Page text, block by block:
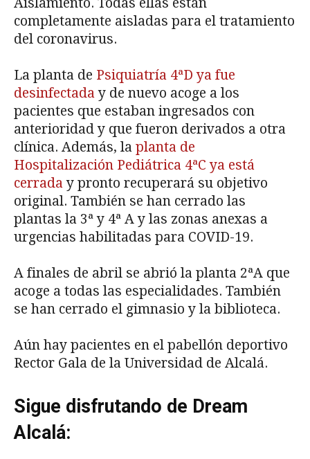
Aislamiento. Todas ellas están
completamente aisladas para el tratamiento
del coronavirus.
La planta de Psiquiatría 4ªD ya fue
desinfectaday de nuevo acoge a los
pacientes que estaban ingresados con
anterioridad y que fueron derivados a otra
clínica. Además, la planta de
Hospitalización Pediátrica 4ªC ya está
cerraday pronto recuperará su objetivo
original. También se han cerrado las
plantas la 3ª y 4ª A y las zonas anexas a
urgencias habilitadas para COVID-19.
A finales de abril se abrió la planta 2ªA que
acoge a todas las especialidades. También
se han cerrado el gimnasio y la biblioteca.
Aún hay pacientes en el pabellón deportivo
Rector Gala de la Universidad de Alcalá.
Sigue disfrutando de Dream
Alcalá: